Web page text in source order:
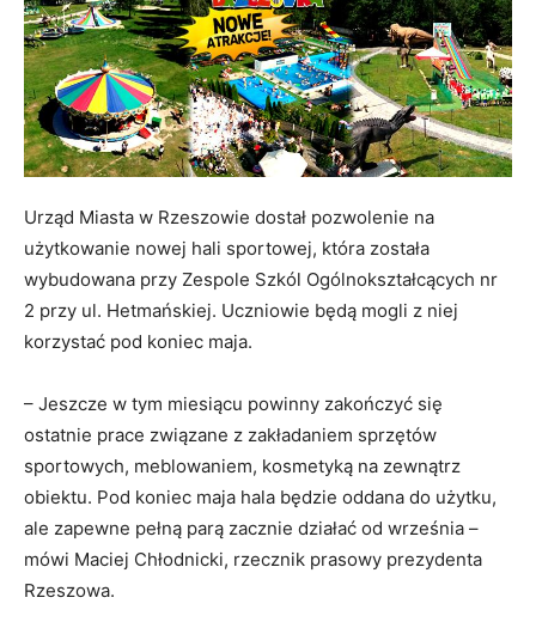
Urząd Miasta w Rzeszowie dostał pozwolenie na
użytkowanie nowej hali sportowej, która została
wybudowana przy Zespole Szkól Ogólnokształcących nr
2 przy ul. Hetmańskiej. Uczniowie będą mogli z niej
korzystać pod koniec maja.
– Jeszcze w tym miesiącu powinny zakończyć się
ostatnie prace związane z zakładaniem sprzętów
sportowych, meblowaniem, kosmetyką na zewnątrz
obiektu. Pod koniec maja hala będzie oddana do użytku,
ale zapewne pełną parą zacznie działać od września –
mówi Maciej Chłodnicki, rzecznik prasowy prezydenta
Rzeszowa.